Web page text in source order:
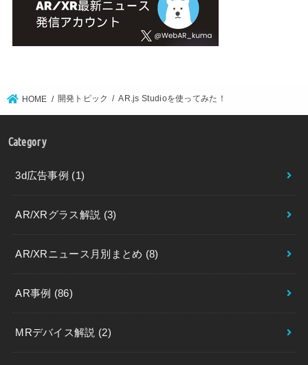
HOME 開発トピック AR.js Studioを使ってみた！
Category
3d広告事例 (1)
AR/XRグラス解説 (3)
AR/XRニュース月別まとめ (8)
AR事例 (86)
MRデバイス解説 (2)